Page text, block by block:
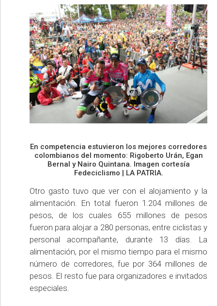
En competencia estuvieron los mejores corredores
colombianos del momento: Rigoberto Urán, Egan
Bernal y Nairo Quintana. Imagen cortesía
Fedeciclismo | LA PATRIA.
Otro gasto tuvo que ver con el alojamiento y la
alimentación. En total fueron 1.204 millones de
pesos, de los cuales 655 millones de pesos
fueron para alojar a 280 personas, entre ciclistas y
personal acompañante, durante 13 días. La
alimentación, por el mismo tiempo para el mismo
número de corredores, fue por 364 millones de
pesos. El resto fue para organizadores e invitados
especiales.